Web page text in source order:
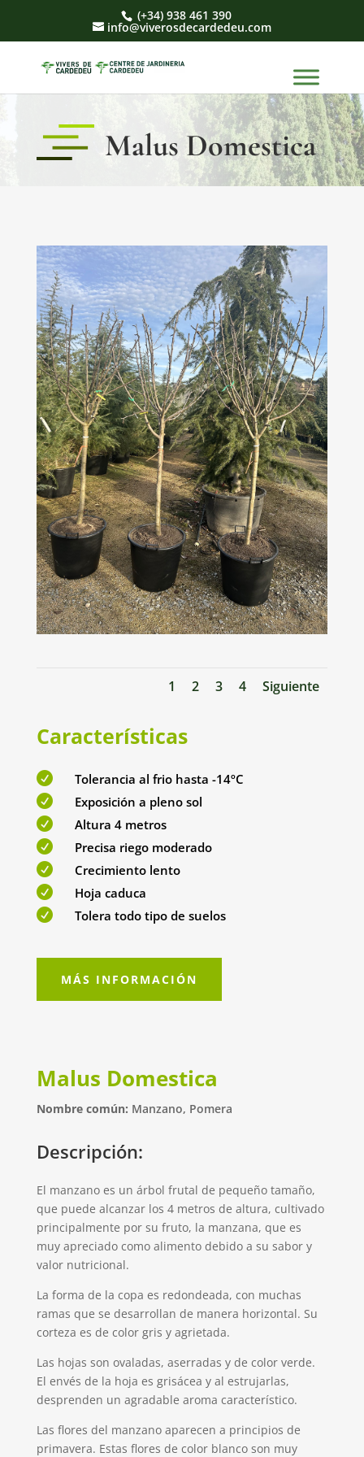
(+34) 938 461 390
info@viverosdecardedeu.com
Malus Domestica
1 2 3 4 Siguiente
Características

Tolerancia al frio hasta -14ºC

Exposición a pleno sol

Altura 4 metros

Precisa riego moderado

Crecimiento lento

Hoja caduca

Tolera todo tipo de suelos
MÁS INFORMACIÓN
Malus Domestica
Nombre común: Manzano, Pomera
Descripción:
El manzano es un árbol frutal de pequeño tamaño,
que puede alcanzar los 4 metros de altura, cultivado
principalmente por su fruto, la manzana, que es
muy apreciado como alimento debido a su sabor y
valor nutricional.
La forma de la copa es redondeada, con muchas
ramas que se desarrollan de manera horizontal. Su
corteza es de color gris y agrietada.
Las hojas son ovaladas, aserradas y de color verde.
El envés de la hoja es grisácea y al estrujarlas,
desprenden un agradable aroma característico.
Las flores del manzano aparecen a principios de
primavera. Estas flores de color blanco son muy